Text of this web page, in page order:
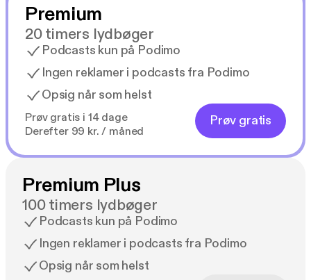
Premium
20 timers lydbøger
Podcasts kun på Podimo
Ingen reklamer i podcasts fra Podimo
Opsig når som helst
Prøv gratis i 14 dage
Derefter 99 kr. / måned
Prøv gratis
Premium Plus
100 timers lydbøger
Podcasts kun på Podimo
Ingen reklamer i podcasts fra Podimo
Opsig når som helst